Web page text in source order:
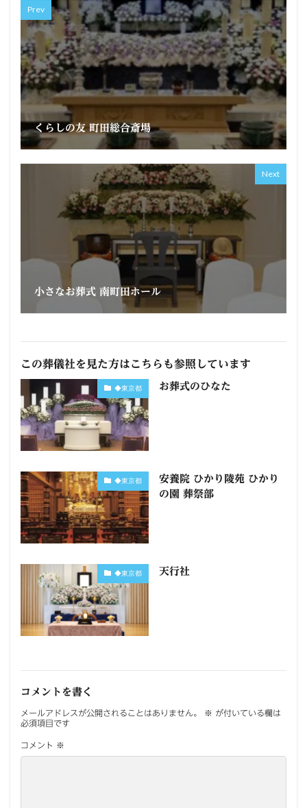
Prev
くらしの友 町田総合斎場
Next
小さなお葬式 南町田ホール
この葬儀社を見た方はこちらも参照しています
◆東京都 お葬式のひなた
◆東京都
安養院 ひかり陵苑 ひかり
の園 葬祭部
◆東京都 天行社
コメントを書く
メールアドレスが公開されることはありません。 ※ が付いている欄は
必須項目です
コメント ※